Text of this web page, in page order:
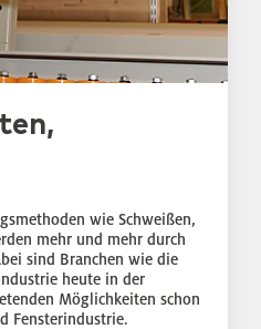
wie Schweißen,
mehr und mehr durch
sind Branchen wie die
heute in der
Möglichkeiten schon
Fensterindustrie.